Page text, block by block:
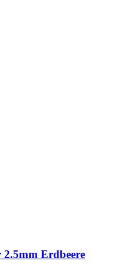
Erdbeere